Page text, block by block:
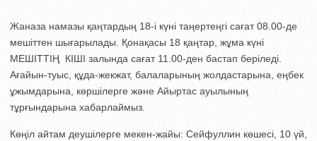
Жаназа намазы қаңтардың 18-і күні таңертеңгі сағат 08.00-де
мешіттен шығарылады. Қонақасы 18 қаңтар, жұма күні
МЕШІТТІҢ КІШІ залында сағат 11.00-ден бастап беріледі.
Ағайын-туыс, құда-жекжат, балаларының жолдастарына, еңбек
ұжымдарына, көршілерге және Айыртас ауылының
тұрғындарына хабарлаймыз.
Көңіл айтам деушілерге мекен-жайы: Сейфуллин көшесі, 10 үй,